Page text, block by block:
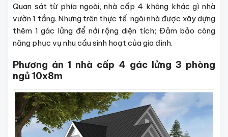
Quan sát từ phía ngoài, nhà cấp 4 không khác gì nhà
vườn 1 tầng. Nhưng trên thực tế, ngôi nhà được xây dựng
thêm 1 gác lửng để nới rộng diện tích; Đảm bảo công
năng phục vụ nhu cầu sinh hoạt của gia đình.
Phương án 1 nhà cấp 4 gác lửng 3 phòng
ngủ 10x8m